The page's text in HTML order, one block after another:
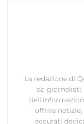
La redazione di
da
offrire
accurati